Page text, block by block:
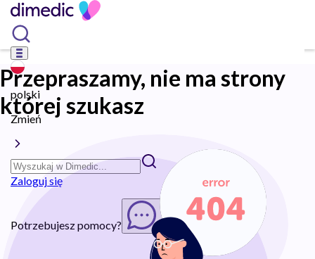
polski
Zmień
Zaloguj się
Potrzebujesz pomocy? Rozpocznij chat
Przepraszamy, nie ma strony
której szukasz